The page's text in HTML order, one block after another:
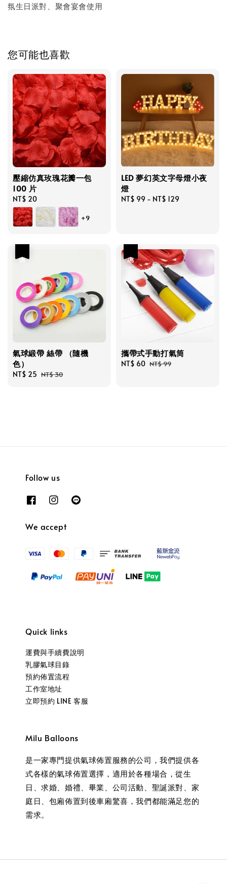
氛生日派對、聚會宴會使用
您可能也喜歡
壓縮仿真玫瑰花瓣一包
100 片
Regular
price
NT$ 20
+9
LED 夢幻英文字母燈小夜
燈
Regular
NT$ 99 - NT$ 129
氣球緞帶 絲帶 （隨機
色）
Sale
NT$ 25 Regular
NT$ 30
攜帶式手動打氣筒
Sale
NT$ 60 Regular
NT$ 99
Follow us
We accept
Quick links
運費與手續費說明
乳膠氣球目錄
預約佈置流程
工作室地址
立即預約 LINE 客服
Milu Balloons
是一家專門提供氣球佈置服務的公司，我們提供各
式各樣的氣球佈置選擇，適用於各種場合，從生
日、求婚、婚禮、畢業、公司活動、聖誕派對、家
庭日、包廂佈置到後車廂驚喜，我們都能滿足您的
需求。